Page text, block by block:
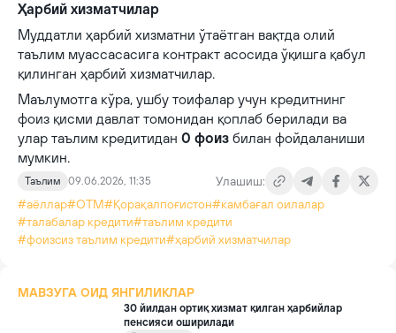
Ҳарбий хизматчилар
Муддатли ҳарбий хизматни ўтаётган вақтда олий
таълим муассасасига контракт асосида ўқишга қабул
қилинган ҳарбий хизматчилар.
Маълумотга кўра, ушбу тоифалар учун кредитнинг
фоиз қисми давлат томонидан қоплаб берилади ва
улар таълим кредитидан 0 фоиз билан фойдаланиши
мумкин.
Таълим 09.06.2026, 11:35
Улашиш:
#аёллар#ОТМ#Қорақалпоғистон#камбағал оилалар
#талабалар кредити#таълим кредити
#фоизсиз таълим кредити#ҳарбий хизматчилар
МАВЗУГА ОИД ЯНГИЛИКЛАР
30 йилдан ортиқ хизмат қилган ҳарбийлар
пенсияси оширилади